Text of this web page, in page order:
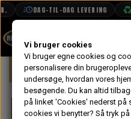
DAG-TIL-DAG LEVERING
BOOK TID
PROJEKTER
Forside Mini
Vi bruger cookies
Vi bruger egne cookies og
personalisere din
undersøge, hvordan vores
besøgende. Du kan altid
på linket 'Cookies' nederst på
cookies vi benytter? Så tryk